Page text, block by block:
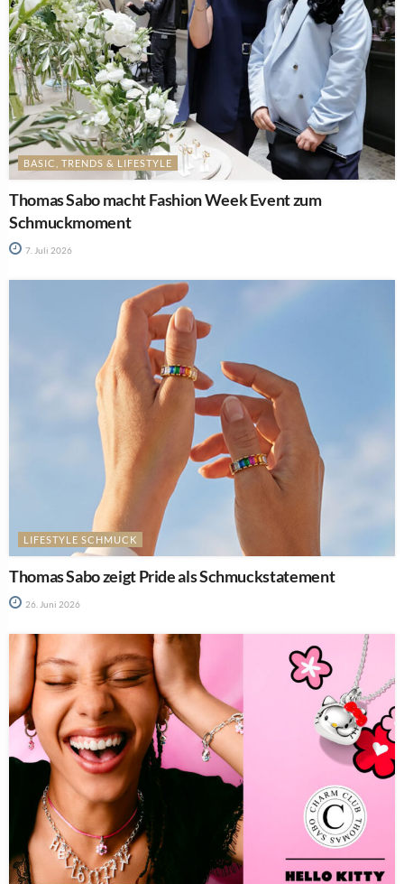
BASIC, TRENDS & LIFESTYLE
Thomas Sabo macht Fashion Week Event zum
Schmuckmoment
7. Juli 2026
LIFESTYLE SCHMUCK
Thomas Sabo zeigt Pride als Schmuckstatement
26. Juni 2026